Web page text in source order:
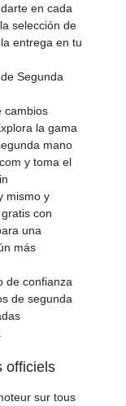
en cada
selección de
entrega en tu
Segunda
cambios
la gama
mano
y toma el
mismo y
con
una
más
de confianza
de segunda
officiels
sur tous